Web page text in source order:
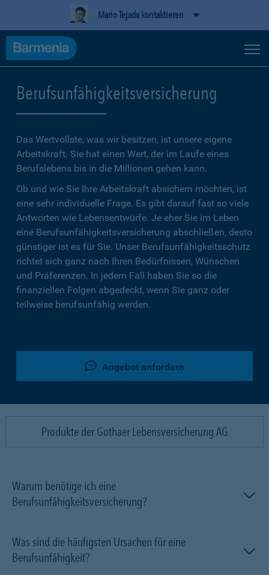
Mario Tejada kontaktieren
Berufsunfähigkeitsversicherung
Das Wertvollste, was wir besitzen, ist unsere eigene
Arbeitskraft. Sie hat einen Wert, der im Laufe eines
Berufslebens bis in die Millionen gehen kann.
Ob und wie Sie Ihre Arbeitskraft absichern möchten, ist
eine sehr individuelle Frage. Es gibt darauf fast so viele
Antworten wie Lebensentwürfe. Je eher Sie im Leben
eine Berufsunfähigkeitsversicherung abschließen, desto
günstiger ist es für Sie. Unser Berufsunfähigkeitsschutz
richtet sich ganz nach Ihren Bedürfnissen, Wünschen
und Präferenzen. In jedem Fall haben Sie so die
finanziellen Folgen abgedeckt, wenn Sie ganz oder
teilweise berufsunfähig werden.
Angebot anfordern
Produkte der Gothaer Lebensversicherung AG
Warum benötige ich eine
Berufsunfähigkeitsversicherung?
Was sind die häufigsten Ursachen für eine
Berufsunfähigkeit?